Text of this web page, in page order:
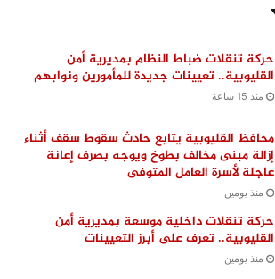
حركة تنقلات ضباط النظام بمديرية أمن
القليوبية.. تعيينات جديدة للمأمورين ونوابهم
منذ 15 ساعة
محافظ القليوبية يتابع حادث سقوط سقف أثناء
إزالة مبنى مخالف بطوخ ويوجه بصرف إعانة
عاجلة لأسرة العامل المتوفى
منذ يومين
حركة تنقلات داخلية موسعة بمديرية أمن
القليوبية.. تعرف على أبرز التعيينات
منذ يومين